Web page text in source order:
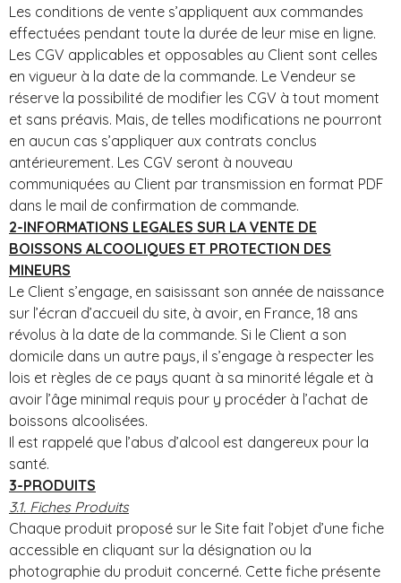
Les conditions de vente s’appliquent aux commandes
effectuées pendant toute la durée de leur mise en ligne.
Les CGV applicables et opposables au Client sont celles
en vigueur à la date de la commande. Le Vendeur se
réserve la possibilité de modifier les CGV à tout moment
et sans préavis. Mais, de telles modifications ne pourront
en aucun cas s’appliquer aux contrats conclus
antérieurement. Les CGV seront à nouveau
communiquées au Client par transmission en format PDF
dans le mail de confirmation de commande.
2-INFORMATIONS LEGALES SUR LA VENTE DE
BOISSONS ALCOOLIQUES ET PROTECTION DES
MINEURS
Le Client s’engage, en saisissant son année de naissance
sur l’écran d’accueil du site, à avoir, en France, 18 ans
révolus à la date de la commande. Si le Client a son
domicile dans un autre pays, il s’engage à respecter les
lois et règles de ce pays quant à sa minorité légale et à
avoir l’âge minimal requis pour y procéder à l’achat de
boissons alcoolisées.
Il est rappelé que l’abus d’alcool est dangereux pour la
santé.
3-PRODUITS
3.1. Fiches Produits
Chaque produit proposé sur le Site fait l’objet d’une fiche
accessible en cliquant sur la désignation ou la
photographie du produit concerné. Cette fiche présente